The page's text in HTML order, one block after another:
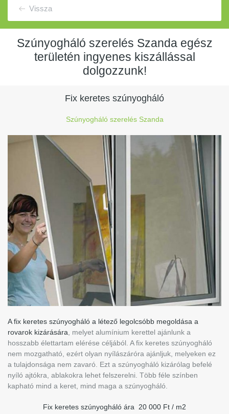
Vissza
Szúnyogháló szerelés Szanda egész
területén ingyenes kiszállással
dolgozzunk!
Fix keretes szúnyogháló
Szúnyogháló szerelés Szanda
A fix keretes szúnyogháló a létező legolcsóbb megoldása a
rovarok kizárására, melyet alumínium kerettel ajánlunk a
hosszabb élettartam elérése céljából. A fix keretes szúnyogháló
nem mozgatható, ezért olyan nyílászáróra ajánljuk, melyeken ez
a tulajdonsága nem zavaró. Ezt a szúnyogháló kizárólag befelé
nyíló ajtókra, ablakokra lehet felszerelni. Több féle színben
kapható mind a keret, mind maga a szúnyogháló.
Fix keretes szúnyogháló ára 20 000 Ft / m2